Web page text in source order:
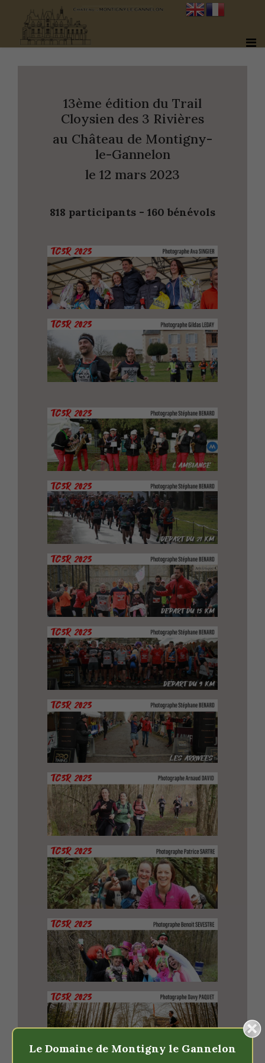
13ème édition du Trail
Cloysien des 3 Rivières
au Château de Montigny-
le-Gannelon
le 12 mars 2023
818 participants - 160 bénévols
Le Domaine de Montigny le Gannelon